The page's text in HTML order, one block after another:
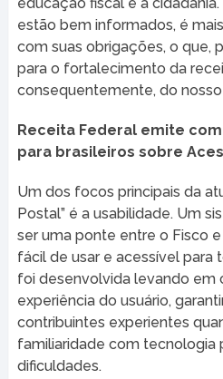
estão bem informados, é
com suas obrigações, o que,
para o fortalecimento da
consequentemente, do nosso
Receita Federal emite
para brasileiros sobre
Um dos focos principais da
Postal” é a usabilidade. Um
ser uma ponte entre o Fisco
fácil de usar e acessível para
foi desenvolvida levando em
experiência do usuário,
contribuintes experientes
familiaridade com tecnologia
dificuldades.